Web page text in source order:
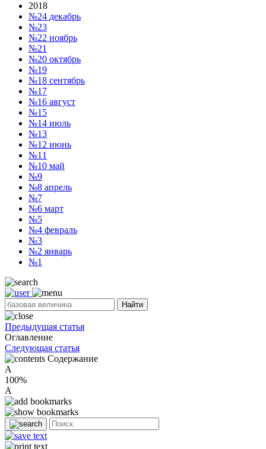
2018
№24 декабрь
№23
№22 ноябрь
№21
№20 октябрь
№19
№18 сентябрь
№17
№16 август
№15
№14 июль
№13
№12 июнь
№11
№10 май
№9
№8 апрель
№7
№6 март
№5
№4 февраль
№3
№2 январь
№1
Найти
Предыдущая статья
Оглавление
Следующая статья
Содержание
A
100%
A